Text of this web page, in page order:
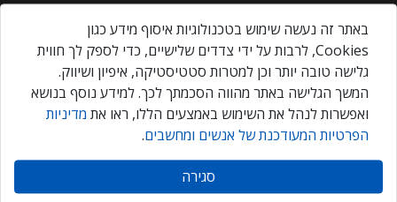
About Us
Privacy Policy
Contact Us
Our Events
אנשים ומחשבים © 2026 – כל הזכויות שמורות
באתר זה נעשה שימוש בטכנולוגיות איסוף מידע כגון
Cookies, לרבות על ידי צדדים שלישיים, כדי לספק לך חווית
גלישה טובה יותר וכן למטרות סטטיסטיקה, איפיון ושיווק.
המשך הגלישה באתר מהווה הסכמתך לכך. למידע נוסף בנושא
ואפשרות לנהל את השימוש באמצעים הללו, ראו את מדיניות
הפרטיות המעודכנת של אנשים ומחשבים.
סגירה